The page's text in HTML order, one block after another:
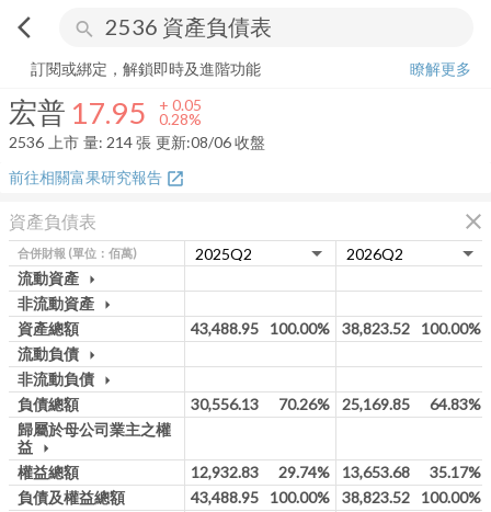
arrow_back_ios search
宏普 17.95+ 0.28%
訂閱或綁定，解鎖即時及進階功能
瞭解更多
宏普 17.95 + 0.05
0.28%
2536 上市 量: 214張 更新:08/06 收盤
前往相關富果研究報告 open_in_new
資產負債表 close
合併財報 (單位：佰萬)
流動資產 arrow_drop_down
非流動資產 arrow_drop_down
資產總額 43,488.95 100.00% 38,823.52
100.00%
流動負債 arrow_drop_down
非流動負債 arrow_drop_down
負債總額 30,556.13 70.26% 25,169.85
64.83%
歸屬於母公司業主之權
益 arrow_drop_down
權益總額 12,932.83 29.74% 13,653.68
35.17%
負債及權益總額
43,488.95 100.00% 38,823.52
100.00%